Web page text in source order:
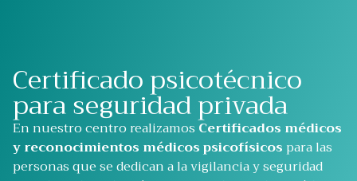
Certificado psicotécnico
para seguridad privada
En nuestro centro realizamosCertificados médicos
y reconocimientos médicos psicofísicos para las
personas que se dedican a la vigilancia y seguridad